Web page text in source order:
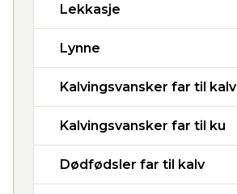
Lekkasje
Lynne
Kalvingsvansker far til kalv
Kalvingsvansker far til ku
Dødfødsler far til kalv